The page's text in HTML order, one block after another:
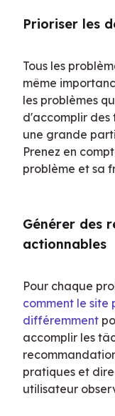
Prioriser les
Tous les
même
les problèmes
d'accomplir
une grande
Prenez en
problème et sa
Générer des
actionnables
comment le site
différemment
accomplir les
pratiques et
utilisateur